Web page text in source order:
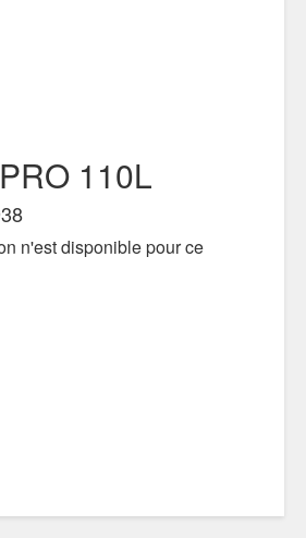
pour moi
110L
n'est disponible pour ce